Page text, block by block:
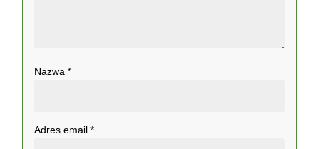
Nazwa*
Adres email*